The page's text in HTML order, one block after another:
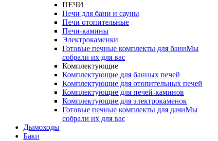
ПЕЧИ
Печи для бани и сауны
Печи отопительные
Печи-камины
Электрокаменки
Готовые печные комплекты для баниМы
собрали их для вас
Комплектующие
Комплектующие для банных печей
Комплектующие для отопительных печей
Комплектующие для печей-каминов
Комплектующие для электрокаменок
Готовые печные комплекты для дачиМы
собрали их для вас
Дымоходы
Баки